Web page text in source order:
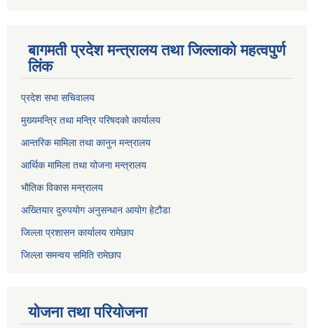
बागमती प्रदेश मन्त्रालय तथा जिल्लाको महत्वपुर्ण
लिंक
प्रदेश सभा सचिवालय
मुख्यमन्त्रि तथा मन्त्रि परिषदको कार्यालय
आन्तरिक मामिला तथा कानुन मन्त्रालय
आर्थिक मामिला तथा योजना मन्त्रालय
भौतिक विकास मन्त्रालय
अख्तियार दुरुपयोग अनुसन्धान आयोग हेटौडा
जिल्ला प्रशासन कार्यालय रामेछाप
जिल्ला समन्वय समिति रामेछाप
योजना तथा परियोजना